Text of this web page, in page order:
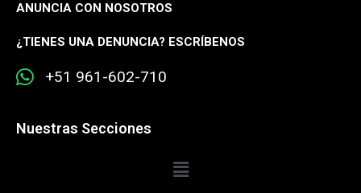
ANUNCIA CON NOSOTROS
¿TIENES UNA DENUNCIA? ESCRÍBENOS
+51 961-602-710
Nuestras Secciones